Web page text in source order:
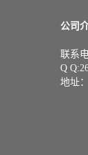
公司
联系
Q
地址